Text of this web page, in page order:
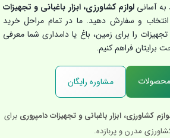
به آسانی لوازم کشاورزی، ابزار باغبانی و تجهیزات
انتخاب و سفارش دهید. ما در تمام مراحل خرید
را برای زمین، باغ یا دامداری شما معرفی
برایتان فراهم کنیم.
مشاوره رایگان
کشاورزی، ابزار باغبانی و تجهیزات دامپروری برای
مدرن و پربازده.